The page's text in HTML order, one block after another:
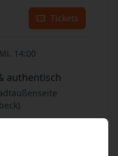
Tickets
Mi. 14:00
authentisch